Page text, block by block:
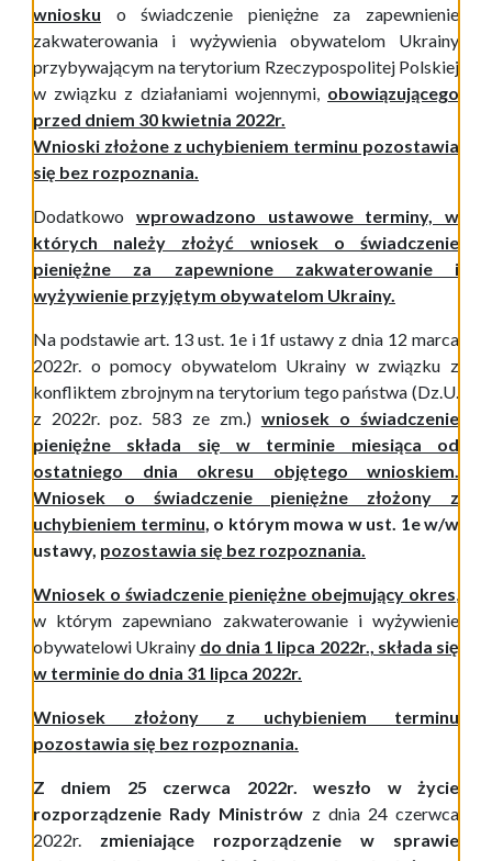
wniosku
o świadczenie pieniężne za zapewnienie
zakwaterowania i wyżywienia obywatelom Ukrainy
przybywającym na terytorium Rzeczypospolitej Polskiej
w związku z działaniami wojennymi, obowiązującego
przed dniem 30 kwietnia 2022r.
Wnioski złożone z uchybieniem terminu pozostawia
się bez rozpoznania.
Dodatkowo wprowadzono ustawowe terminy, w
których należy złożyć wniosek o świadczenie
pieniężne za zapewnione zakwaterowanie i
wyżywienie przyjętym obywatelom Ukrainy.
Na podstawie art. 13 ust. 1e i 1fustawy z dnia 12 marca
2022r. o pomocy obywatelom Ukrainy w związku z
konfliktem zbrojnymna terytorium tego państwa (Dz.U.
z 2022r. poz. 583 ze zm.) wniosek o świadczenie
pieniężne składa się w terminie miesiąca od
ostatniego dnia okresu objętego wnioskiem.
Wniosek o świadczenie pieniężne złożony z
uchybieniem terminu, o którym mowa w ust. 1e w/w
ustawy, pozostawia się bez rozpoznania.
Wniosek o świadczenie pieniężne obejmujący okres,
w którym zapewniano zakwaterowanie i wyżywienie
obywatelowi Ukrainy do dnia 1 lipca 2022r., składa się
w terminie do dnia 31 lipca 2022r.
Wniosek złożony z uchybieniem terminu
pozostawia się bez rozpoznania.
Z dniem 25 czerwca 2022r. weszło w życie
rozporządzenie Rady Ministrów z dnia 24 czerwca
2022r. zmieniające rozporządzenie w sprawie